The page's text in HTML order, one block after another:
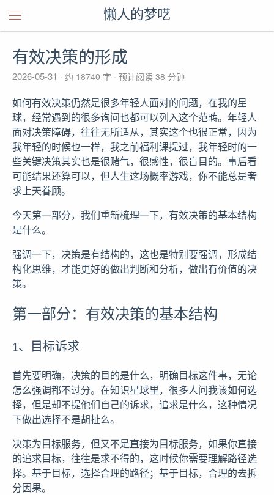
懒人的梦呓
有效决策的形成
2026-05-31 约 18740 字 预计阅读 38 分钟
如何有效决策仍然是很多年轻人面对的问题，在我的星
球，经常遇到的很多询问也都可以列入这个范畴。年轻人
面对决策障碍，往往无所适从，其实这个也很正常，因为
我年轻的时候也一样，我之前福利课提过，我年轻时的一
些关键决策其实也是很赌气，很感性，很盲目的。事后看
可能结果还算可以，但人生这场概率游戏，你不能总是奢
求上天眷顾。
今天第一部分，我们重新梳理一下，有效决策的基本结构
是什么。
强调一下，决策是有结构的，这也是特别要强调，形成结
构化思维，才能更好的做出判断和分析，做出有价值的决
策。
第一部分：有效决策的基本结构
1、目标诉求
首先要明确，决策的目的是什么，明确目标这件事，无论
怎么强调都不过分。在知识星球里，很多人问我该如何选
择，但是却不提他们自己的诉求，追求是什么，这种情况
下做出选择不是胡扯么。
决策为目标服务，但又不是直接为目标服务，如果你直接
的追求目标，往往是求不得的，这时候你需要理解路径选
择。基于目标，选择合理的路径；基于目标，合理的去拆
分因果。